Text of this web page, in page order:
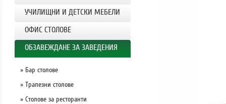
УЧИЛИЩНИ И ДЕТСКИ МЕБЕЛИ
OФИС СТОЛОВЕ
ОБЗАВЕЖДАНЕ ЗА ЗАВЕДЕНИЯ
» Бар столове
» Tрaпезни столове
» Столове за ресторанти